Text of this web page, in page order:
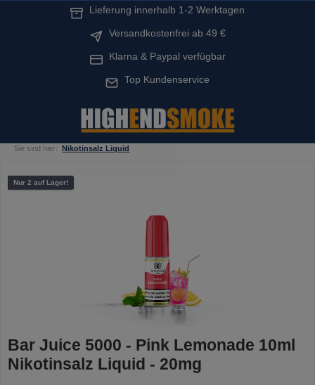
Lieferung innerhalb 1-2 Werktagen
Versandkostenfrei ab 49 €
Klarna & Paypal verfügbar
Top Kundenservice
Sie sind hier: Nikotinsalz Liquid
Bildergalerie überspringen
Nur 2 auf Lager!
Bar Juice 5000 - Pink Lemonade 10ml
Nikotinsalz Liquid - 20mg